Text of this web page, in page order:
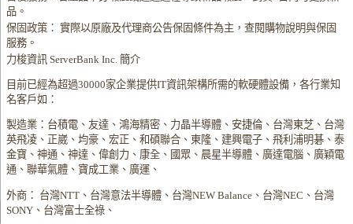
品。
保固政策： 實際以原廠及代理商公告保固條件為主，查閱購物說明與保固
服務。
力梭資訊 ServerBank Inc. 簡介
目前已經為超過30000家企業提供IT資訊架構所需的軟硬體設備，各行業知
名客戶如：
製造業：台積電、友達、鴻海精密、力晶半導體、安捷倫、台灣東芝、台灣
英飛凌、正崴、均豪、宏正、和碩聯合、東隆、建興電子、飛利浦明碁、泰
金寶、神通、神達、偉創力、康全、國眾、晨星半導體、廣達電腦、廣穎電
通、聯華氣體、寶成工業、廣運、
外商： 台灣NTT、台灣意法半導體、台灣NEW Balance、台灣NEC、台灣
SONY、台灣富士全祿、